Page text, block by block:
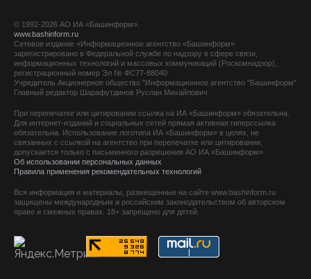
© 1992-2026 АО ИА «Башинформ».
www.bashinform.ru
Сетевое издание «Информационное агентство «Башинформ»
зарегистрировано в Федеральной службе по надзору в сфере связи,
информационных технологий и массовых коммуникаций (Роскомнадзор),
регистрационный номер Эл № ФС77-88040
Учредитель Акционерное общество "Информационное агентство "Башинформ"
Главный редактор Шарафутдинов Руслан Михайлович
При перепечатке или цитировании ссылка на ИА «Башинформ» обязательна.
Для интернет-изданий и социальных сетей прямая активная гиперссылка
обязательна. Использование логотипа ИА «Башинформ» в целях, не
связанных с ссылкой на агентство при перепечатке или цитировании,
допускается только с письменного разрешения АО ИА «Башинформ».
Об использовании персональных данных
Правила применения рекомендательных технологий
Вся информация и материалы, размещенные на сайте www.bashinform.ru
защищены международным и российским законодательством об авторском
праве и смежных правах. 18+ запрещено для детей.